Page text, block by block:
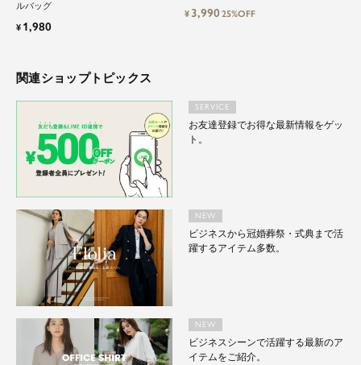
ルバッグ
¥ 1,980
¥ 3,99025%OFF
関連ショップトピックス
SERVICE
お友達登録でお得な最新情報をゲッ
ト。
NEW
ビジネスから冠婚葬祭・式典まで活
躍するアイテム多数。
NEW
ビジネスシーンで活躍する最新のア
イテムをご紹介。